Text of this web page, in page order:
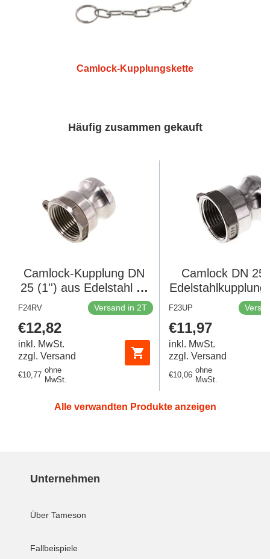
Camlock-Kupplungskette
Häufig zusammen gekauft
Camlock-Kupplung DN
25 (1'') aus Edelstahl 1''
NPT-Innengewinde Typ
A MIL-C-27487
F24RV Versand in 2T
Regulärer
Preis
€12,82
inkl. MwSt.
zzgl. Versand
Regulärer
€10,77
ohne
MwSt.
Camlock DN 25
Innengewinde
MIL-C-27487
F23UP
Regulärer
Preis
€11,97
inkl. MwSt.
zzgl. Versand
Regulärer
€10,06
ohne
MwSt.
Alle verwandten Produkte anzeigen
Unternehmen
Über Tameson
Fallbeispiele